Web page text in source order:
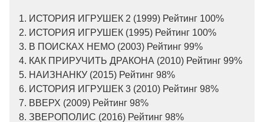
1. ИСТОРИЯ ИГРУШЕК 2 (1999) Рейтинг 100%
2. ИСТОРИЯ ИГРУШЕК (1995) Рейтинг 100%
3. В ПОИСКАХ НЕМО (2003) Рейтинг 99%
4. КАК ПРИРУЧИТЬ ДРАКОНА (2010) Рейтинг 99%
5. НАИЗНАНКУ (2015) Рейтинг 98%
6. ИСТОРИЯ ИГРУШЕК 3 (2010) Рейтинг 98%
7. ВВЕРХ (2009) Рейтинг 98%
8. ЗВЕРОПОЛИС (2016) Рейтинг 98%